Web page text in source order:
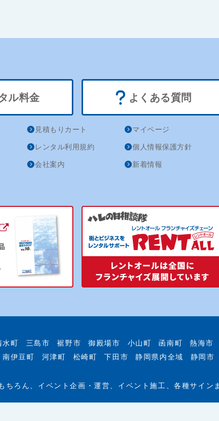
ル料金 よくある質問
見積もりカート
マイページ
レンタル利用規約
個人情報保護方針
会社案内
新着情報
水町 三島市 裾野市 御殿場市 小山町 函南町 熱海市
南伊豆町 河津町 松崎町 下田市 静岡県内全域 静岡市
ちろん、イベント企画・運営、イベント施工、各種サイン